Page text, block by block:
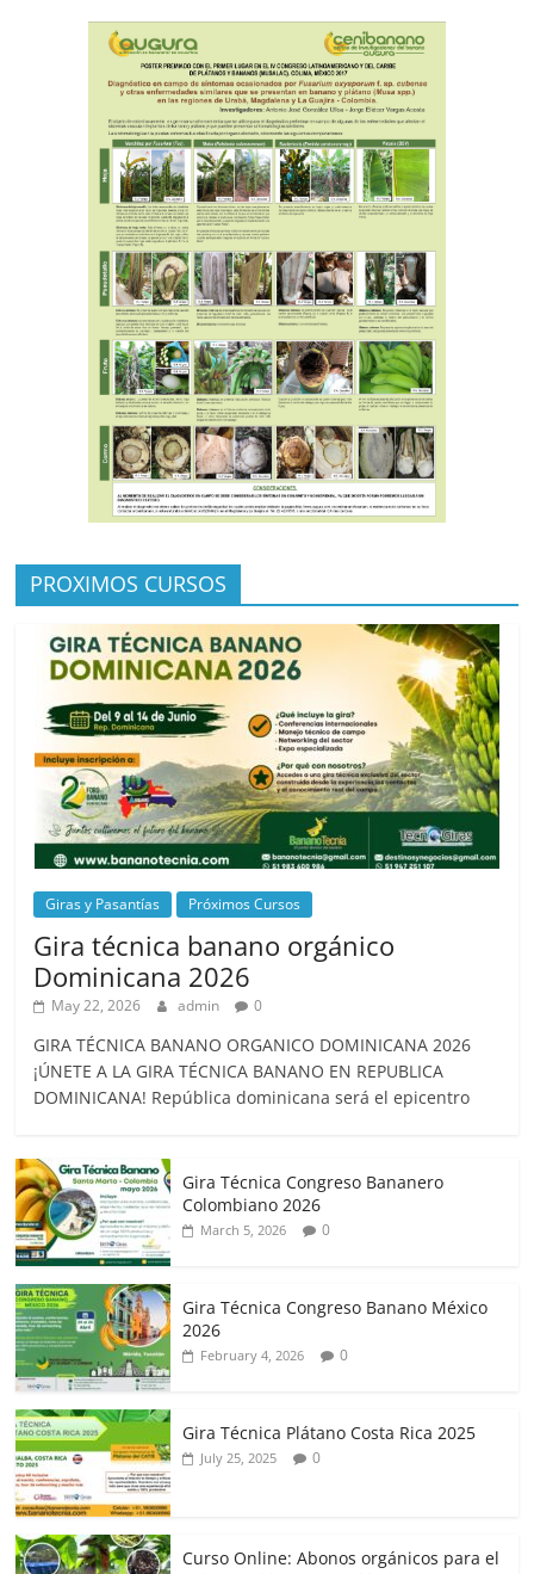
PROXIMOS CURSOS
Giras y Pasantías Próximos Cursos
Gira técnica banano orgánico
Dominicana 2026
May 22, 2026 admin 0
GIRA TÉCNICA BANANO ORGANICO DOMINICANA 2026
¡ÚNETE A LA GIRA TÉCNICA BANANO EN REPUBLICA
DOMINICANA! República dominicana será el epicentro
Gira Técnica Congreso Bananero
Colombiano 2026
March 5, 2026 0
Gira Técnica Congreso Banano México
2026
February 4, 2026 0
Gira Técnica Plátano Costa Rica 2025
July 25, 2025 0
Curso Online: Abonos orgánicos para el